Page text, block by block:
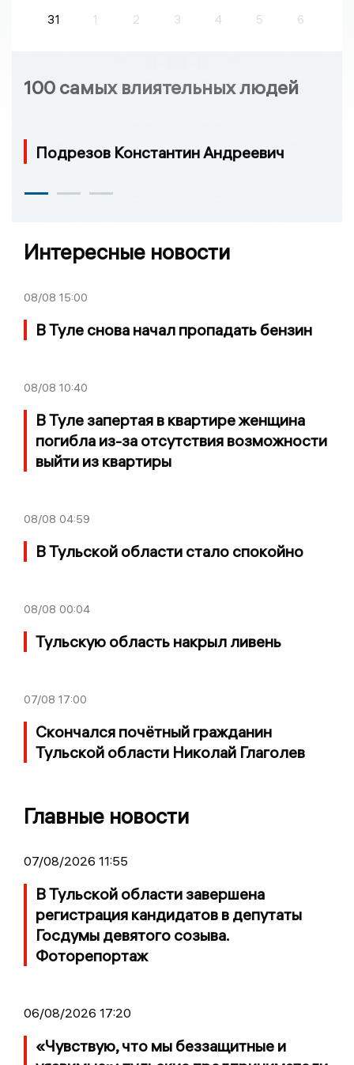
31
1 2 3 4 5 6
100 самых влиятельных людей
Подрезов Константин Андреевич
Интересные новости
08/08 15:00
В Туле снова начал пропадать бензин
08/08 10:40
В Туле запертая в квартире женщина
погибла из-за отсутствия возможности
выйти из квартиры
08/08 04:59
В Тульской области стало спокойно
08/08 00:04
Тульскую область накрыл ливень
07/08 17:00
Скончался почётный гражданин
Тульской области Николай Глаголев
Главные новости
07/08/2026 11:55
В Тульской области завершена
регистрация кандидатов в депутаты
Госдумы девятого созыва.
Фоторепортаж
06/08/2026 17:20
«Чувствую, что мы беззащитные и